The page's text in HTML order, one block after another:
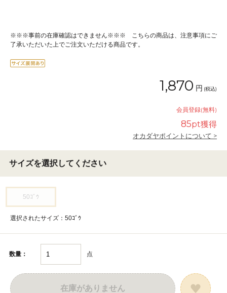
※※※事前の在庫確認はできません※※※ こちらの商品は、注意事項にご
了承いただいた上でご注文いただける商品です。
1,870 円 (税込)
会員登録(無料)
85pt獲得
オカダヤポイントについて >
サイズを選択してください
50ｺﾞｳ
選択されたサイズ：50ｺﾞｳ
数量： 点
在庫がありません